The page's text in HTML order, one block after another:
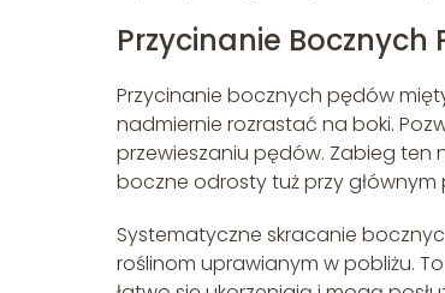
Przycinanie Bocznych
Przycinanie bocznych pędów
nadmiernie rozrastać na boki.
przewieszaniu pędów. Zabieg ten
boczne odrosty tuż przy głównym
Systematyczne skracanie
roślinom uprawianym w pobliżu.